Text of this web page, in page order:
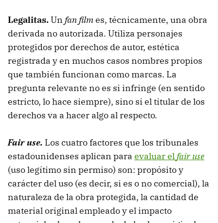
Legalitas.Un fan filmes, técnicamente, una obra
derivada no autorizada. Utiliza personajes
protegidos por derechos de autor, estética
registrada y en muchos casos nombres propios
que también funcionan como marcas. La
pregunta relevante no es si infringe (en sentido
estricto, lo hace siempre), sino si el titular de los
derechos va a hacer algo al respecto.
Fair use. Los cuatro factores que los tribunales
estadounidenses aplican para evaluar elfair use
(uso legítimo sin permiso) son: propósito y
carácter del uso (es decir, si es o no comercial), la
naturaleza de la obra protegida, la cantidad de
material original empleado y el impacto